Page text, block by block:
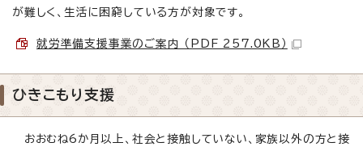
が難しく、生活に困窮している方が対象です。
就労準備支援事業のご案内 （PDF 257.0KB）
ひきこもり支援
おおむね6か月以上、社会と接触していない、家族以外の方と接